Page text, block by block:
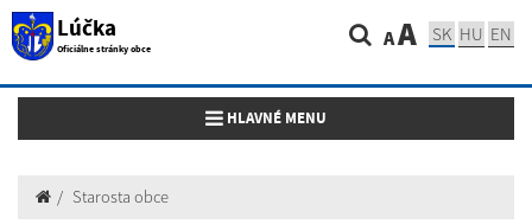
Lúčka
Oficiálne stránky obce AA SK HU EN
Toggle navigation
HLAVNÉ MENU
Starosta obce